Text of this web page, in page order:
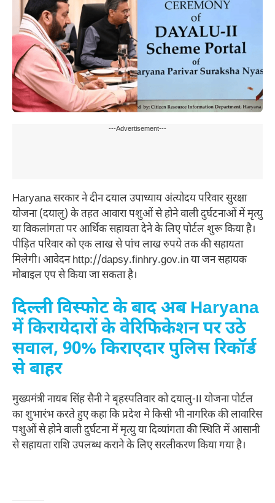
---Advertisement---
Haryana सरकार ने दीन दयाल उपाध्याय अंत्योदय परिवार सुरक्षा
योजना (दयालु) के तहत आवारा पशुओं से होने वाली दुर्घटनाओं में मृत्यु
या विकलांगता पर आर्थिक सहायता देने के लिए पोर्टल शुरू किया है।
पीड़ित परिवार को एक लाख से पांच लाख रुपये तक की सहायता
मिलेगी। आवेदन http://dapsy.finhry.gov.in या जन सहायक
मोबाइल एप से किया जा सकता है।
दिल्ली विस्फोट के बाद अब Haryana
में किरायेदारों के वेरिफिकेशन पर उठे
सवाल, 90% किराएदार पुलिस रिकॉर्ड
से बाहर
मुख्यमंत्री नायब सिंह सैनी ने बृहस्पतिवार को दयालु-II योजना पोर्टल
का शुभारंभ करते हुए कहा कि प्रदेश मे किसी भी नागरिक की लावारिस
पशुओं से होने वाली दुर्घटना में मृत्यु या दिव्यांगता की स्थिति में आसानी
से सहायता राशि उपलब्ध कराने के लिए सरलीकरण किया गया है।